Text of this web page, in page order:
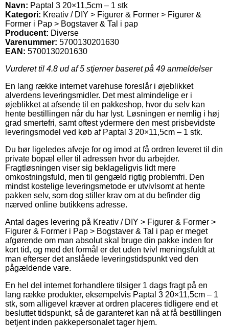
Navn: Paptal 3 20×11,5cm – 1 stk
Kategori: Kreativ / DIY > Figurer & Former > Figurer &
Former i Pap > Bogstaver & Tal i pap
Producent: Diverse
Varenummer: 5700130201630
EAN: 5700130201630
Vurderet til 4.8 ud af 5 stjerner baseret på 49 anmeldelser
En lang række internet varehuse foreslår i øjeblikket
alverdens leveringsmidler. Det mest almindelige er i
øjeblikket at afsende til en pakkeshop, hvor du selv kan
hente bestillingen når du har lyst. Løsningen er nemlig i høj
grad smertefri, samt oftest ydermere den mest prisbevidste
leveringsmodel ved køb af Paptal 3 20×11,5cm – 1 stk.
Du bør ligeledes afveje for og imod at få ordren leveret til din
private bopæl eller til adressen hvor du arbejder.
Fragtløsningen viser sig beklageligvis lidt mere
omkostningsfuld, men til gengæld rigtig problemfri. Den
mindst kostelige leveringsmetode er utvivlsomt at hente
pakken selv, som dog stiller krav om at du befinder dig
nærved online butikkens adresse.
Antal dages levering på Kreativ / DIY > Figurer & Former >
Figurer & Former i Pap > Bogstaver & Tal i pap er meget
afgørende om man absolut skal bruge din pakke inden for
kort tid, og med det formål er det uden tvivl meningsfuldt at
man efterser det anslåede leveringstidspunkt ved den
pågældende vare.
En hel del internet forhandlere tilsiger 1 dags fragt på en
lang række produkter, eksempelvis Paptal 3 20×11,5cm – 1
stk, som alligevel kræver at ordren placeres tidligere end et
besluttet tidspunkt, så de garanteret kan nå at få bestillingen
betjent inden pakkepersonalet tager hjem.